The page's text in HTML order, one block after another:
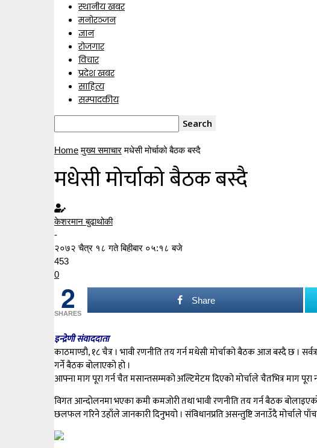
स्थानीय खबर
मनोरञ्जन
ज्ञान
रोजगार
विचार
प्रदेश खबर
साहित्य
सम्पादकीय
Home मुख्य समाचार मधेसी मोर्चाको बैठक बस्दै
मधेसी मोर्चाको बैठक बस्दै
केशरमान बुढाथोकी
-
२०७२ चैत्र १८ गते बिहीबार ०५:१८ बजे
453
0
2
SHARES
Share
इन्द्रेणी संवाददाता
काठमाण्डौ, १८ चैत्र । भावी रणनीति तय गर्न मधेसी मोर्चाको बैठक आज बस्दै छ ।
गर्ने बैठक बोलाएको हो ।
आफ्ना माग पूरा गर्न चैत मसान्तसम्मको अल्टिमेटम दिएको मोर्चाले चैतभित्र माग
विगत आन्दोलनमा भएका कमी कमजोरी तथा भावी रणनीति तय गर्न बैठक
छलफल गरिने उहाँले जानकारी दिनुभयो । संविधानप्रति असन्तुष्टि जनाउँदै मोर्चाले